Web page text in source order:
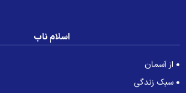
اسلام ناب
از آسمان
سبک زندگی